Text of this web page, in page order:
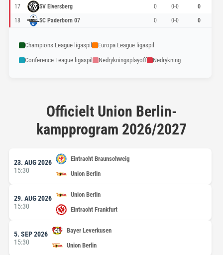
17
SV Elversberg 0 0-0
0
18
SC Paderborn 07 0 0-0 0
Champions League ligaspil
Europa League ligaspil
Conference League ligaspil
Nedrykningsplayoff Nedrykning
Officielt Union Berlin-
kampprogram 2026/2027
23. AUG 2026
15:30
Eintracht Braunschweig
Union Berlin
29. AUG 2026
15:30
Union Berlin
Eintracht Frankfurt
5. SEP 2026
15:30
Bayer Leverkusen
Union Berlin